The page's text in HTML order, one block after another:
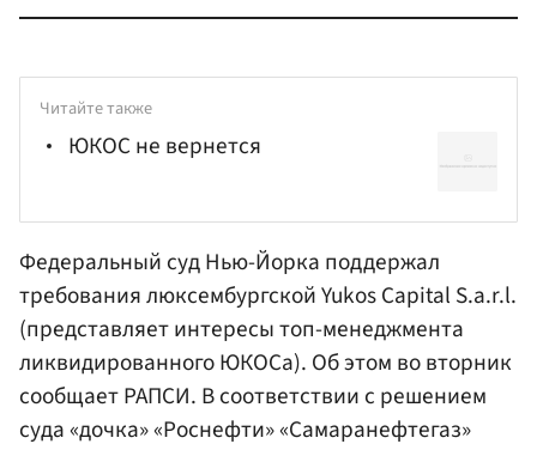
Читайте также
ЮКОС не вернется
Федеральный суд Нью-Йорка поддержал
требования люксембургской Yukos Capital S.a.r.l.
(представляет интересы топ-менеджмента
ликвидированногоЮКОСа). Об этом во вторник
сообщаетРАПСИ. В соответствии с решением
суда «дочка» «Роснефти» «Самаранефтегаз»